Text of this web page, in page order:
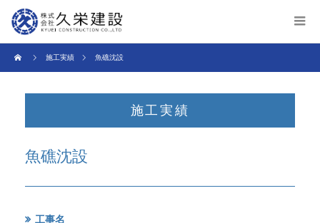
施工実績 魚礁沈設
施工実績
魚礁沈設
工事名